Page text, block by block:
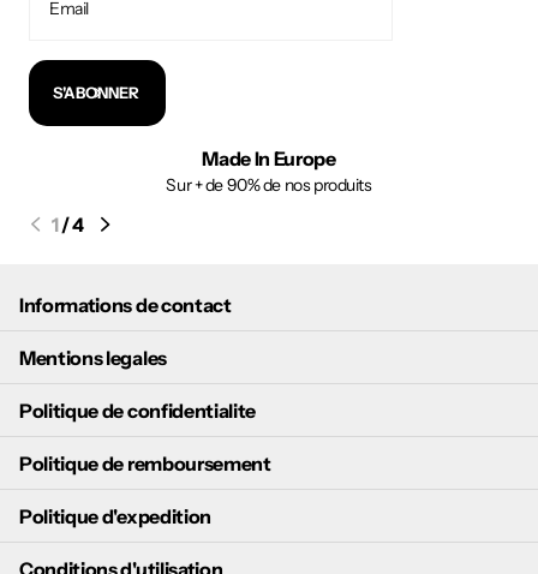
S'ABONNER
Made In Europe
Sur + de 90% de nos produits
1/4
Informations de contact
Mentions legales
Politique de confidentialite
Politique de remboursement
Politique d'expedition
Conditions d'utilisation